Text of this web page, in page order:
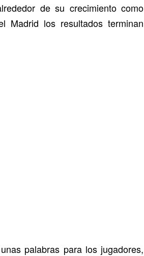
de su crecimiento como
Madrid los resultados terminan
palabras para los jugadores,